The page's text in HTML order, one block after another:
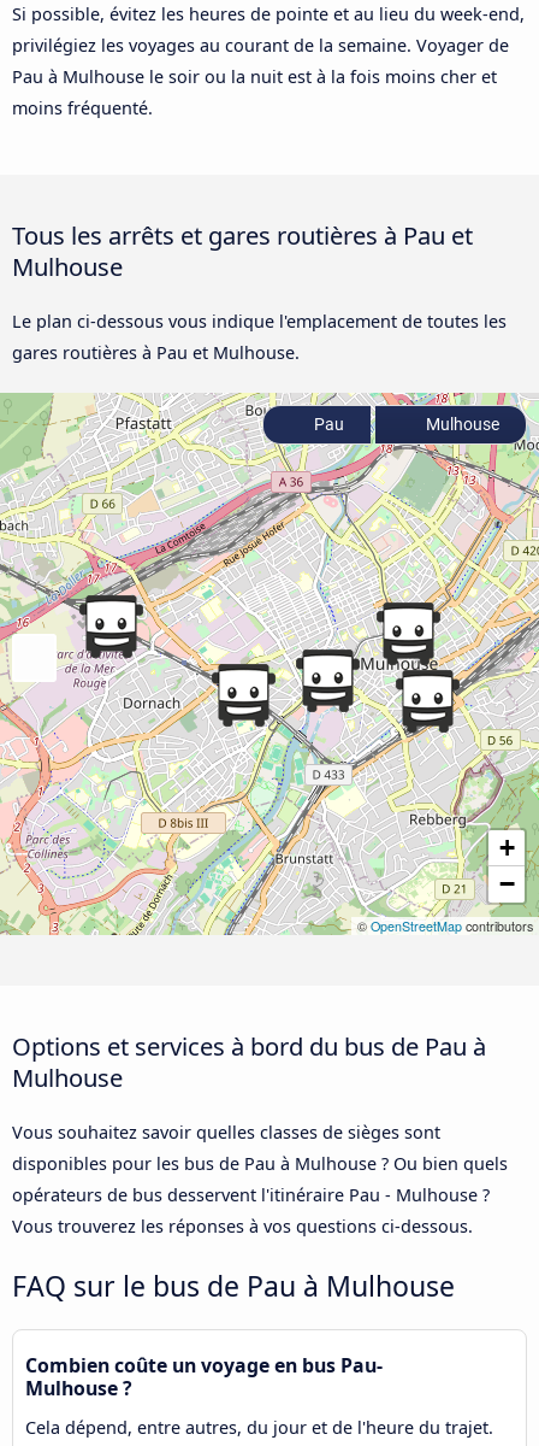
Si possible, évitez les heures de pointe et au lieu du week-end,
privilégiez les voyages au courant de la semaine. Voyager de
Pau à Mulhouse le soir ou la nuit est à la fois moins cher et
moins fréquenté.
Tous les arrêts et gares routières à Pau et
Mulhouse
Le plan ci-dessous vous indique l'emplacement de toutes les
gares routières à Pau et Mulhouse.
+
−
© OpenStreetMap contributors
Pau Mulhouse
Options et services à bord du bus de Pau à
Mulhouse
Vous souhaitez savoir quelles classes de sièges sont
disponibles pour les bus de Pau à Mulhouse ? Ou bien quels
opérateurs de bus desservent l'itinéraire Pau - Mulhouse ?
Vous trouverez les réponses à vos questions ci-dessous.
FAQ sur le bus de Pau à Mulhouse
Combien coûte un voyage en bus Pau-
Mulhouse ?
Cela dépend, entre autres, du jour et de l'heure du trajet.